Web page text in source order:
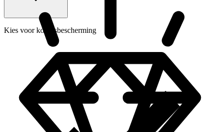
Kies voor kopersbescherming